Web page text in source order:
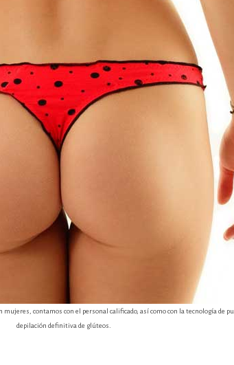
contamos con el personal calificado, así como con la tecnología de
depilación definitiva de glúteos.